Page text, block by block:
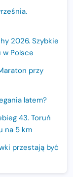
2026. Szybkie
Polsce
przy
latem?
43. Toruń
na 5 km
przestają być